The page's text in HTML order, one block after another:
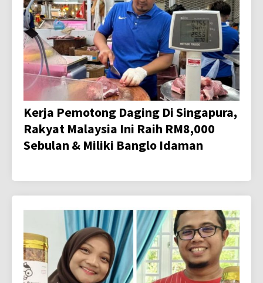
Kerja Pemotong Daging Di Singapura,
Rakyat Malaysia Ini Raih RM8,000
Sebulan & Miliki Banglo Idaman